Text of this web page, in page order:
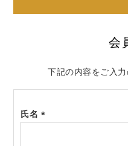
会
下記の内容をご入力
氏名